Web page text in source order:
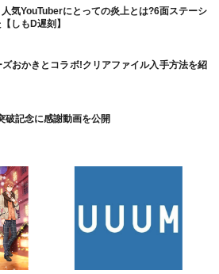
人気YouTuberにとっての炎上とは?6面ステーシ
しもD遅刻】
おかきとコラボ!クリアファイル入手方法を紹
破記念に感謝動画を公開